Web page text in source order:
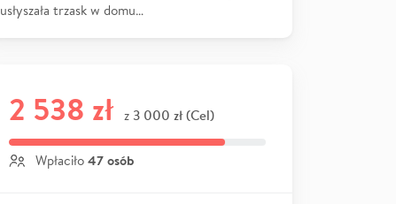
usłyszała trzask w domu…
2 538 zł z 3 000 zł (Cel)
Wpłaciło 47 osób